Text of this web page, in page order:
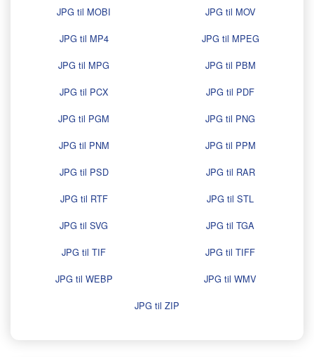
JPG til MOBI
JPG til MOV
JPG til MP4
JPG til MPEG
JPG til MPG
JPG til PBM
JPG til PCX
JPG til PDF
JPG til PGM
JPG til PNG
JPG til PNM
JPG til PPM
JPG til PSD
JPG til RAR
JPG til RTF
JPG til STL
JPG til SVG
JPG til TGA
JPG til TIF
JPG til TIFF
JPG til WEBP
JPG til WMV
JPG til ZIP